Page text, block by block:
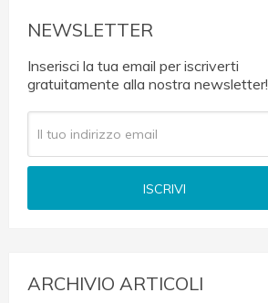
NEWSLETTER
Inserisci la tua email per iscriverti
gratuitamente alla nostra newsletter!
ARCHIVIO ARTICOLI